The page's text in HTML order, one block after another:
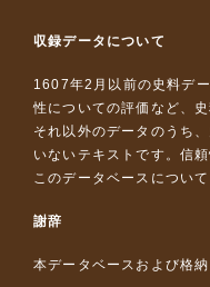
収録データについて
1607年2月以前の史料デ
性についての評価など、
それ以外のデータのうち
いないテキストです。信
このデータベースについて
謝辞
本データベースおよび格